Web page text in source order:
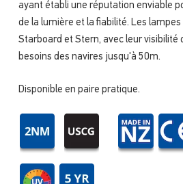
ayant établi une réputation enviable
de la lumière et la fiabilité. Les lampes
Starboard et Stern, avec leur visibilité
besoins des navires jusqu'à 50m.
Disponible en paire pratique.